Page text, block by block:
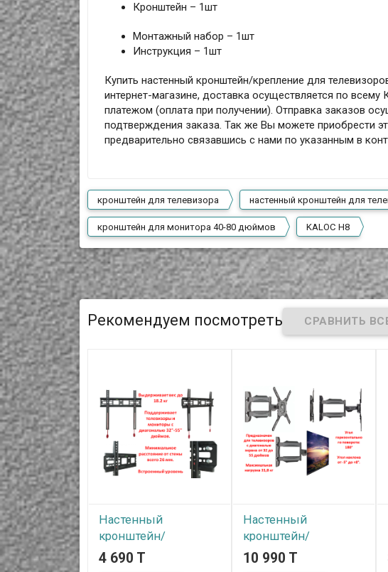
Кронштейн – 1шт
Монтажный набор – 1шт
Инструкция – 1шт
Купить настенный кронштейн/крепление для
интернет-магазине, доставка осуществляется по
платежом (оплата при получении). Отправка заказов
подтверждения заказа. Так же Вы можете приобрести
предварительно связавшись с нами по указанным в
кронштейн для телевизора настенный кронштейн для
кронштейн для монитора 40-80 дюймов KALOC H8
Рекомендуем посмотреть
Настенный
кронштейн/
крепление для
4 690 T
Настенный
кронштейн/
крепление для
10 990 T